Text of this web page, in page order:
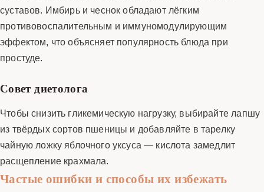
суставов. Имбирь и чеснок обладают лёгким
противовоспалительным и иммуномодулирующим
эффектом, что объясняет популярность блюда при
простуде.
Совет диетолога
Чтобы снизить гликемическую нагрузку, выбирайте лапшу
из твёрдых сортов пшеницы и добавляйте в тарелку
чайную ложку яблочного уксуса — кислота замедлит
расщепление крахмала.
Частые ошибки и способы их избежать